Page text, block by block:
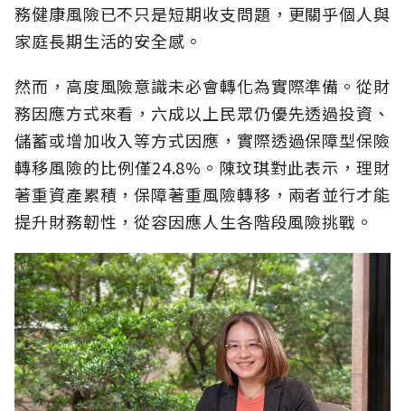
務健康風險已不只是短期收支問題，更關乎個人與
家庭長期生活的安全感。
然而，高度風險意識未必會轉化為實際準備。從財
務因應方式來看，六成以上民眾仍優先透過投資、
儲蓄或增加收入等方式因應，實際透過保障型保險
轉移風險的比例僅24.8%。陳玟琪對此表示，理財
著重資產累積，保障著重風險轉移，兩者並行才能
提升財務韌性，從容因應人生各階段風險挑戰。